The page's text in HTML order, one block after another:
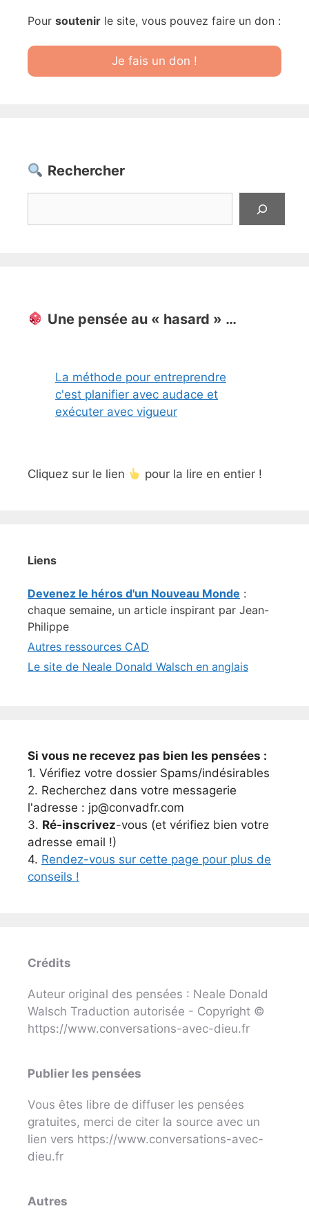
Pour soutenir le site, vous pouvez faire un don :
Je fais un don !
Rechercher
Une pensée au « hasard » …
La méthode pour entreprendre
c'est planifier avec audace et
exécuter avec vigueur
Cliquez sur le lien pour la lire en entier !
Liens
Devenez le héros d'un Nouveau Monde :
chaque semaine, un article inspirant par Jean-
Philippe
Autres ressources CAD
Le site de Neale Donald Walsch en anglais
Si vous ne recevez pas bien les pensées :
1. Vérifiez votre dossier Spams/indésirables
2. Recherchez dans votre messagerie
l'adresse : jp@convadfr.com
3. Ré-inscrivez-vous (et vérifiez bien votre
adresse email !)
4. Rendez-vous sur cette page pour plus de
conseils !
Crédits
Auteur original des pensées : Neale Donald
Walsch Traduction autorisée - Copyright ©
https://www.conversations-avec-dieu.fr
Publier les pensées
Vous êtes libre de diffuser les pensées
gratuites, merci de citer la source avec un
lien vers https://www.conversations-avec-
dieu.fr
Autres